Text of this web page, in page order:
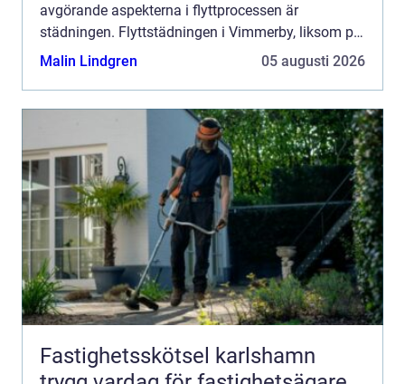
avgörande aspekterna i flyttprocessen är
städningen. Flyttstädningen i Vimmerby, liksom på
många andra platser...
Malin Lindgren 05 augusti 2026
Fastighetsskötsel karlshamn